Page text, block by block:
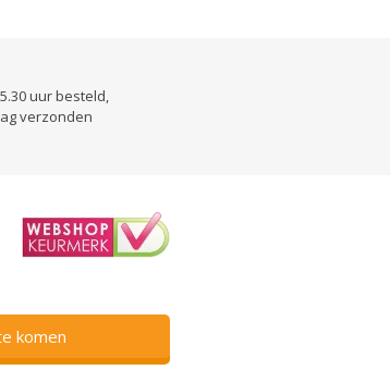
uur besteld,
verzonden
komen